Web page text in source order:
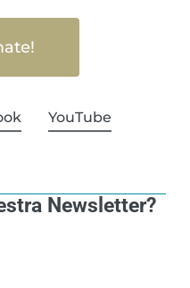
YouTube
Newsletter?